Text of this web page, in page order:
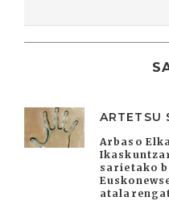
ARTETSU
Arbaso
sarietako